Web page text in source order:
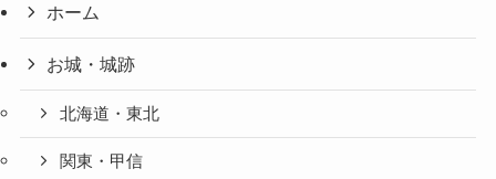
ホーム
お城・城跡
北海道・東北
関東・甲信